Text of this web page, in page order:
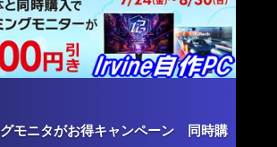
モニタがお得キャンペーン 同時購